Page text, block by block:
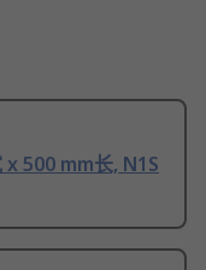
x 500 mm长, N1S